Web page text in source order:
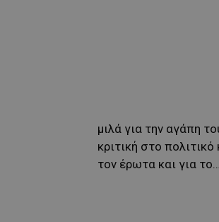
μιλά για την αγάπη
κριτική στο
τον έρωτα και για